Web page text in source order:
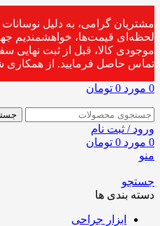
مشتریان گرامی، به دلیل
لحظه‌ای قیمت‌ها، خواهشمندیم
موجودی کالا، قبل از ثبت نهایی
تماس حاصل فرمایید. از همکاری
0 مورد 0 تومان
ورود / ثبت نام
0 مورد 0 تومان
منو
جستجو
دسته بندی ها
ابزار جراحی